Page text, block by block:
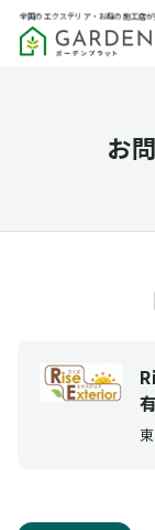
全国のエクステリア・お庭の施工店
お